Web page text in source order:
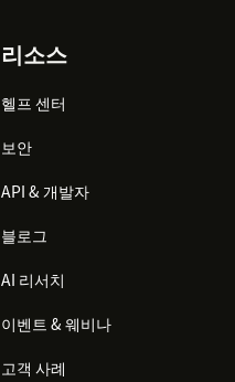
리소스
헬프 센터
보안
API & 개발자
블로그
AI 리서치
이벤트 & 웨비나
고객 사례